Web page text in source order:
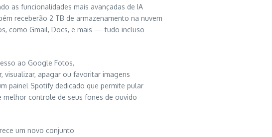
as funcionalidades mais avançadas de IA
receberão 2 TB de armazenamento na nuvem
como Gmail, Docs, e mais — tudo incluso
ao Google Fotos,
visualizar, apagar ou favoritar imagens
painel Spotify dedicado que permite pular
melhor controle de seus fones de ouvido
um novo conjunto